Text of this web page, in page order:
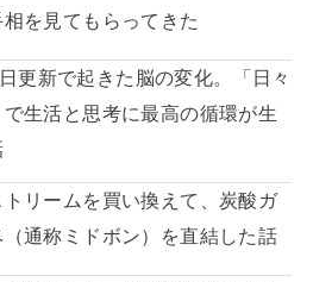
を見てもらってきた
更新で起きた脳の変化。「日々
生活と思考に最高の循環が生
トリームを買い換えて、炭酸ガ
（通称ミドボン）を直結した話